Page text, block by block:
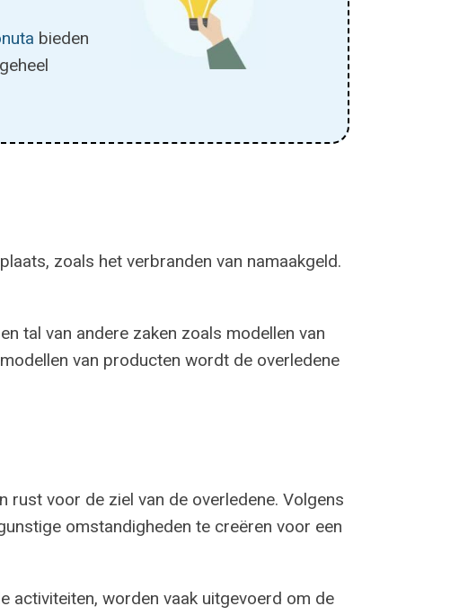
bieden
plaats, zoals het verbranden van namaakgeld.
en tal van andere zaken zoals modellen van
van producten wordt de overledene
rust voor de ziel van de overledene. Volgens
omstandigheden te creëren voor een
activiteiten, worden vaak uitgevoerd om de